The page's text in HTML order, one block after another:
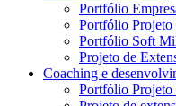
Portfólio
Portfólio Projeto
Portfólio Soft
Projeto de
Coaching e
Portfólio Projeto